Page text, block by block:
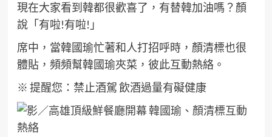
現在大家看到韓都很歡喜了，有替韓加油嗎？顏
說「有啦!有啦!」
席中，當韓國瑜忙著和人打招呼時，顏清標也很
體貼，頻頻幫韓國瑜夾菜，彼此互動熱絡。
※ 提醒您：禁止酒駕 飲酒過量有礙健康